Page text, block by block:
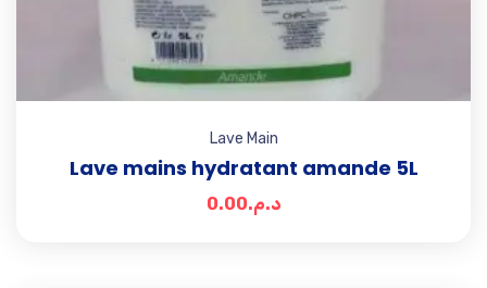
Lave Main
Lave mains hydratant amande 5L
د.م.0.00